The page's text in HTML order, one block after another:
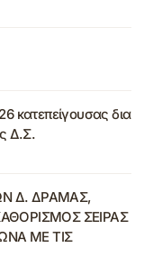
κατεπείγουσας δια
Δ.Σ.
Δ. ΔΡΑΜΑΣ,
ΣΕΙΡΑΣ
ΜΕ ΤΙΣ